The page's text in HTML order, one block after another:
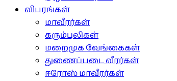
விபரங்கள்
மாவீரர்கள்
கரும்புலிகள்
மறைமுக வேங்கைகள்
துணைப்படை வீரர்கள்
ஈரோஸ் மாவீரர்கள்